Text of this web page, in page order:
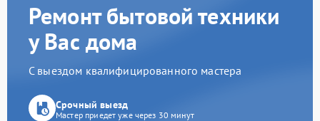
Ремонт бытовой техники
у Вас дома
С выездом квалифицированного мастера
Срочный выезд
Мастер приедет уже через 30 минут